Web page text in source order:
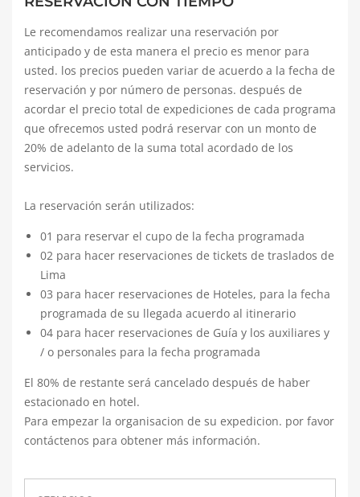
Le recomendamos realizar una reservación por
anticipado y de esta manera el precio es menor para
usted. los precios pueden variar de acuerdo a la fecha de
reservación y por número de personas. después de
acordar el precio total de expediciones de cada programa
que ofrecemos usted podrá reservar con un monto de
20% de adelanto de la suma total acordado de los
servicios.
La reservación serán utilizados:
01 para reservar el cupo de la fecha programada
02 para hacer reservaciones de tickets de traslados de
Lima
03 para hacer reservaciones de Hoteles, para la fecha
programada de su llegada acuerdo al itinerario
04 para hacer reservaciones de Guía y los auxiliares y
/ o personales para la fecha programada
El 80% de restante será cancelado después de haber
estacionado en hotel.
Para empezar la organisacion de su expedicion. por favor
contáctenos para obtener más información.